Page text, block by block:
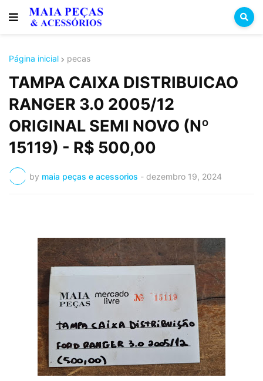
Página inicial pecas
TAMPA CAIXA DISTRIBUICAO
RANGER 3.0 2005/12
ORIGINAL SEMI NOVO (Nº
15119) - R$ 500,00
by maia peças e acessorios - dezembro 19, 2024